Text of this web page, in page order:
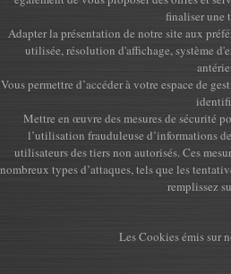
finaliser une
Adapter la présentation de notre site aux
utilisée, résolution d'affichage, système
Vous permettre d’accéder à votre espace de
Mettre en œuvre des mesures de sécurité
l’utilisation frauduleuse d’informations
utilisateurs des tiers non autorisés. Ces
nombreux types d’attaques, tels que les
remplissez
Les Cookies émis sur